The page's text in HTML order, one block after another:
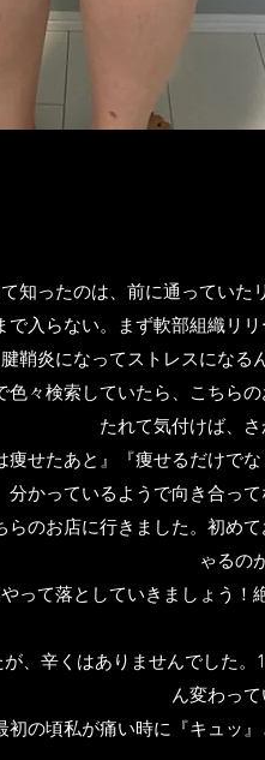
知ったのは、前に通ってい
で入らない。まず軟部組織リ
鞘炎になってストレスにな
色々検索していたら、こちら
たれて気付けば、
痩せたあと』『痩せるだけ
分かっているようで向き合っ
のお店に行きました。初め
ゃるの
やって落としていきましょう
、辛くはありませんでした
ん変わっ
の頃私が痛い時に『キュッ